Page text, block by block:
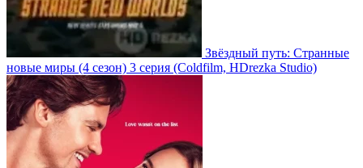
Звёздный путь: Странные
новые миры (4 сезон) 3 серия (Coldfilm, HDrezka Studio)